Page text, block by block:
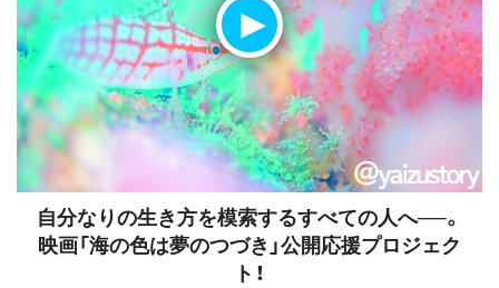
自分なりの生き方を模索するすべての人へ──。
映画「海の色は夢のつづき」公開応援プロジェク
ト！